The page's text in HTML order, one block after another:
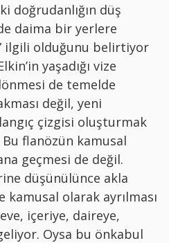
doğrudanlığın düş
daima bir yerlere
ilgili olduğunu belirtiyor
yaşadığı vize
de temelde
değil, yeni
çizgisi oluşturmak
flanözün kamusal
geçmesi de değil.
düşünülünce akla
kamusal olarak ayrılması
içeriye, daireye,
Oysa bu önkabul